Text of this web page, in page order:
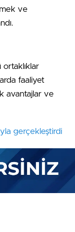
ve
faaliyet
avantajlar ve
gerçekleştirdi